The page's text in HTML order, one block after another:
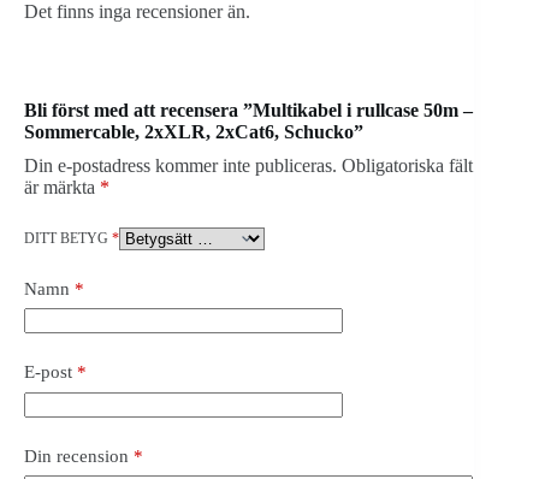
Det finns inga recensioner än.
Bli först med att recensera ”Multikabel i rullcase 50m –
Sommercable, 2xXLR, 2xCat6, Schucko”
Din e-postadress kommer inte publiceras. Obligatoriska fält
är märkta *
DITT BETYG *
Namn *
E-post *
Din recension *